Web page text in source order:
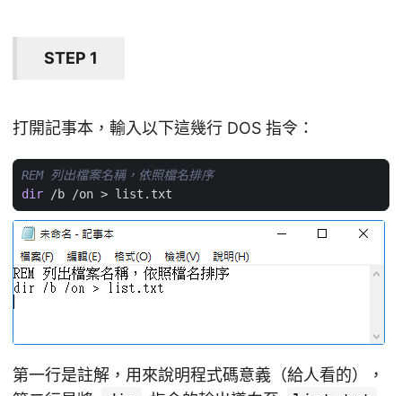
STEP 1
打開記事本，輸入以下這幾行 DOS 指令：
REM 列出檔案名稱，依照檔名排序
dir /b /on >
第一行是註解，用來說明程式碼意義（給人看的），